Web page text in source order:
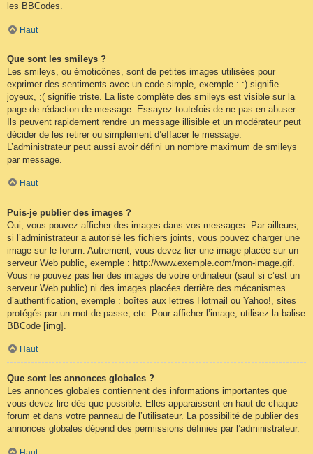
les BBCodes.
Haut
Que sont les smileys ?
Les smileys, ou émoticônes, sont de petites images utilisées pour
exprimer des sentiments avec un code simple, exemple : :) signifie
joyeux, :( signifie triste. La liste complète des smileys est visible sur la
page de rédaction de message. Essayez toutefois de ne pas en abuser.
Ils peuvent rapidement rendre un message illisible et un modérateur peut
décider de les retirer ou simplement d’effacer le message.
L’administrateur peut aussi avoir défini un nombre maximum de smileys
par message.
Haut
Puis-je publier des images ?
Oui, vous pouvez afficher des images dans vos messages. Par ailleurs,
si l’administrateur a autorisé les fichiers joints, vous pouvez charger une
image sur le forum. Autrement, vous devez lier une image placée sur un
serveur Web public, exemple : http://www.exemple.com/mon-image.gif.
Vous ne pouvez pas lier des images de votre ordinateur (sauf si c’est un
serveur Web public) ni des images placées derrière des mécanismes
d’authentification, exemple : boîtes aux lettres Hotmail ou Yahoo!, sites
protégés par un mot de passe, etc. Pour afficher l’image, utilisez la balise
BBCode [img].
Haut
Que sont les annonces globales ?
Les annonces globales contiennent des informations importantes que
vous devez lire dès que possible. Elles apparaissent en haut de chaque
forum et dans votre panneau de l’utilisateur. La possibilité de publier des
annonces globales dépend des permissions définies par l’administrateur.